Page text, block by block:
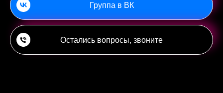
Группа в ВК
Остались вопросы, звоните